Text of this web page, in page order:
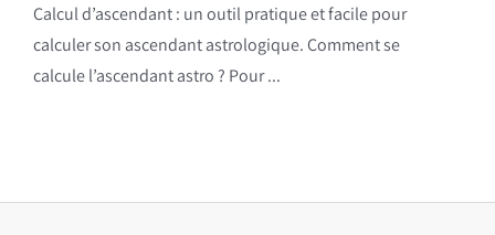
Calcul d’ascendant : un outil pratique et facile pour
calculer son ascendant astrologique. Comment se
calcule l’ascendant astro ? Pour ...